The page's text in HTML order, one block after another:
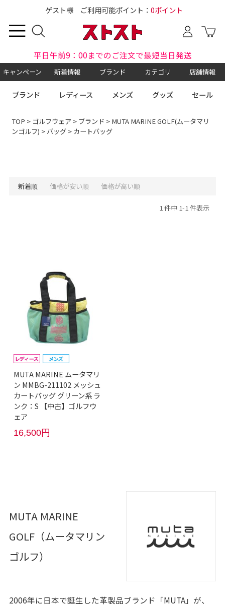
ゲスト様 ご利用可能ポイント： 0ポイント
平日午前9：00までのご注文で最短当日発送
キャンペーン 新着情報 ブランド カテゴリ 店舗情報
ブランド レディース メンズ グッズ セール
TOP > ゴルフウェア > ブランド > MUTA MARINE GOLF(ムータマリ
ンゴルフ) > バッグ> カートバッグ
新着順 価格が安い順 価格が高い順
1 件中 1-1 件表示
MUTA MARINE ムータマリ
ン MMBG-211102 メッシュ
カートバッグ グリーン系 ラ
ンク：S 【中古】ゴルフウ
ェア
16,500円
MUTA MARINE
GOLF（ムータマリン
ゴルフ）
2006年に日本で誕生した革製品ブランド「MUTA」が、